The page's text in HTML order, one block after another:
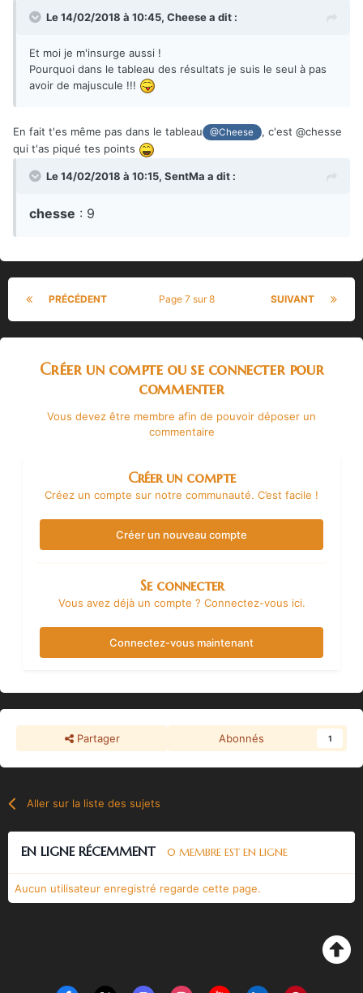
Le 14/02/2018 à 10:45, Cheesea dit :
Et moi je m'insurge aussi !
Pourquoi dans le tableau des résultats je suis le seul à pas
avoir de majuscule !!!
En fait t'es même pas dans le tableau @Cheese
, c'est @chesse
qui t'as piqué tes points
Le 14/02/2018 à 10:15, SentMa a dit :
chesse : 9
PRÉCÉDENT SUIVANT
Page 7 sur 8
Créer un compte ou se connecter pour
commenter
Vous devez être membre afin de pouvoir déposer un
commentaire
Créer un compte
Créez un compte sur notre communauté. C’est facile !
Créer un nouveau compte
Se connecter
Vous avez déjà un compte ? Connectez-vous ici.
Connectez-vous maintenant
Partager Abonnés 1
Aller sur la liste des sujets
EN LIGNE RÉCEMMENT 0 MEMBRE EST EN LIGNE
Aucun utilisateur enregistré regarde cette page.